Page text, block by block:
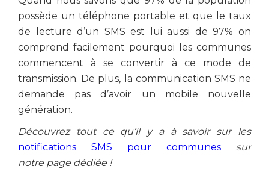
possède un téléphone portable et que le taux
de lecture d’un SMS est lui aussi de 97% on
comprend facilement pourquoi les communes
commencent à se convertir à ce mode de
transmission. De plus, la communication SMS ne
demande pas d’avoir un mobile nouvelle
génération.
Découvrez tout ce qu’il y a à savoir sur les
notifications SMS pour communes sur
notre page dédiée !